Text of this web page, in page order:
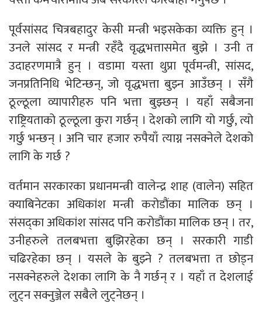
पूर्वसांसद चित्रबहादुर केसी मन्त्री भइसकेका व्यक्ति हुन् ।
उनले सांसद र मन्त्री रहँदै वृद्धभत्तासमेत बुझे । उनी त
उदाहरणमात्रै हुन् । वडामा यस्ता थुप्रा पूर्वमन्त्री, सांसद,
जनप्रतिनिधि भेटिन्छन्, जो वृद्धभत्ता बुझ्न आउँछन् । सँगै
ठूल्ठूला व्यापारीहरु पनि भत्ता बुझ्छन् । यहाँ सबैजना
राष्ट्रियताको ठूल्ठूला कुरा गर्छन् । देशको लागि यो गर्छु, त्यो
गर्छु भन्छन् । अनि चार हजार रुपैयाँ त्याग्न नसक्नेले देशको
लागि के गर्छ ?
वर्तमान सरकारका प्रधानमन्त्री वालेन्द्र शाह (वालेन) सहित
क्याबिनेटका अधिकांश मन्त्री करोडौंका मालिक छन् ।
संसद्का अधिकांश सांसद पनि करोडौंका मालिक छन् । तर,
उनीहरुले तलबभत्ता बुझिरहेका छन् । सरकारी गाडी
चढिरहेका छन् । यसले के बुझ्ने ? तलबभत्ता त छोड्न
नसक्नेहरुले देशका लागि के नै गर्छन् र । यहाँ त देशलाई
लुट्न सक्नुञ्जेल सबैले लुट्नेछन् ।